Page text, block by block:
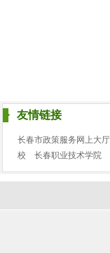
友情链接
长春市政策服务网上大厅
校
长春职业技术学院